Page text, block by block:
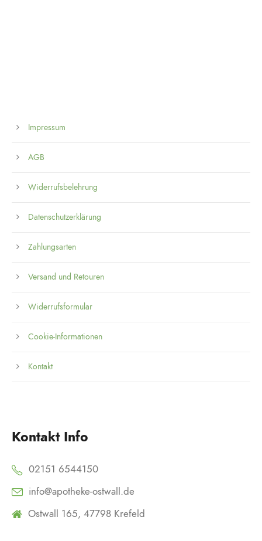
Impressum
AGB
Widerrufsbelehrung
Datenschutzerklärung
Zahlungsarten
Versand und Retouren
Widerrufsformular
Cookie-Informationen
Kontakt
Kontakt Info
02151 6544150
info@apotheke-ostwall.de
Ostwall 165, 47798 Krefeld